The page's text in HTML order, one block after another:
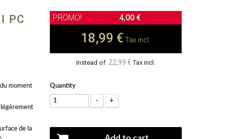
PC
moment
légèrement
de la
4,00 €
18,99 € Tax incl.
Instead of 22,99 € Tax incl.
Quantity
- +